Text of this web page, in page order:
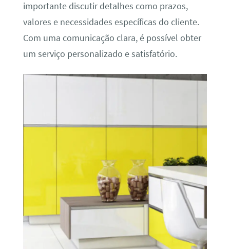
importante discutir detalhes como prazos,
valores e necessidades específicas do cliente.
Com uma comunicação clara, é possível obter
um serviço personalizado e satisfatório.